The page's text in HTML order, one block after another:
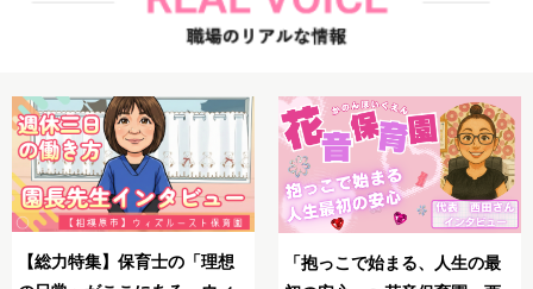
た保育士求人JOBS
る保育士求人JOBSで安全